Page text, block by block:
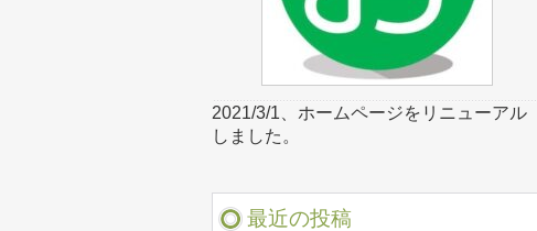
2021/3/1、ホームページをリニューアル
しました。
最近の投稿